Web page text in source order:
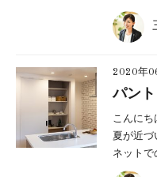
2020年
パント
こんに
夏が近づ
ネットで